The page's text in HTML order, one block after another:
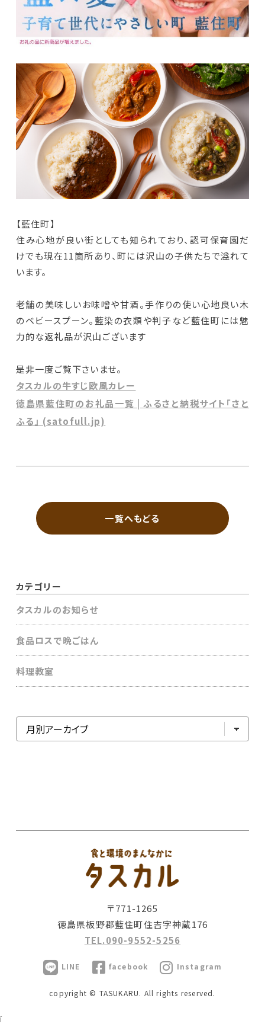
【藍住町】
住み心地が良い街としても知られており、認可保育園だ
けでも現在11箇所あり、町には沢山の子供たちで溢れて
います。
老舗の美味しいお味噌や甘酒。手作りの使い心地良い木
のベビースプーン。藍染の衣類や判子など藍住町には魅
力的な返礼品が沢山ございます
是非一度ご覧下さいませ。
タスカルの牛すじ欧風カレー
徳島県藍住町のお礼品一覧 | ふるさと納税サイト「さと
ふる」 (satofull.jp)
一覧へもどる
カテゴリー
タスカルのお知らせ
食品ロスで晩ごはん
料理教室
〒771-1265
徳島県板野郡藍住町住吉字神蔵176
TEL.090-9552-5256
LINE facebook Instagram
copyright © TASUKARU. All rights reserved.
Ï